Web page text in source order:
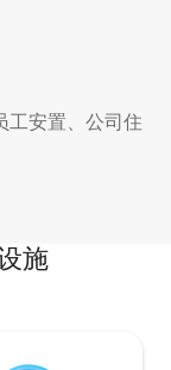
工安置、公司住
施